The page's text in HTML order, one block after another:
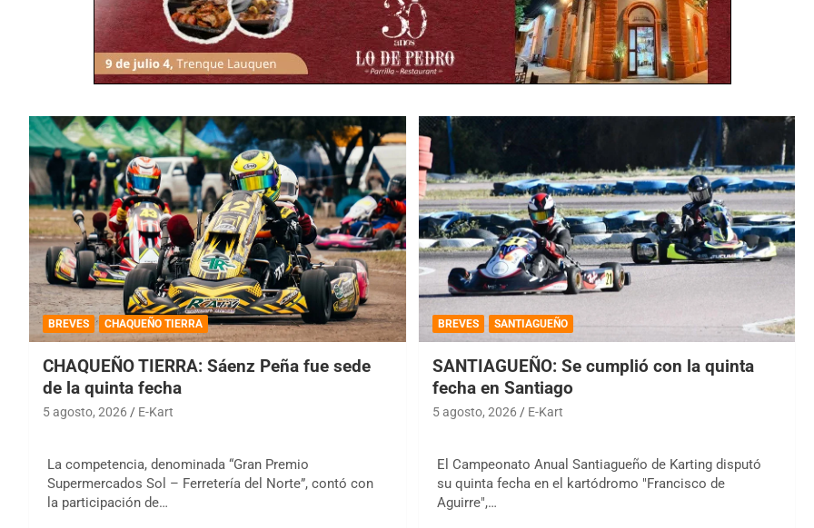
BREVES CHAQUEÑO TIERRA
CHAQUEÑO TIERRA: Sáenz Peña fue sede
de la quinta fecha
5 agosto, 2026 E-Kart
La competencia, denominada “Gran Premio
Supermercados Sol – Ferretería del Norte”, contó con
la participación de…
BREVES SANTIAGUEÑO
SANTIAGUEÑO: Se cumplió con la quinta
fecha en Santiago
5 agosto, 2026 E-Kart
El Campeonato Anual Santiagueño de Karting disputó
su quinta fecha en el kartódromo "Francisco de
Aguirre",…